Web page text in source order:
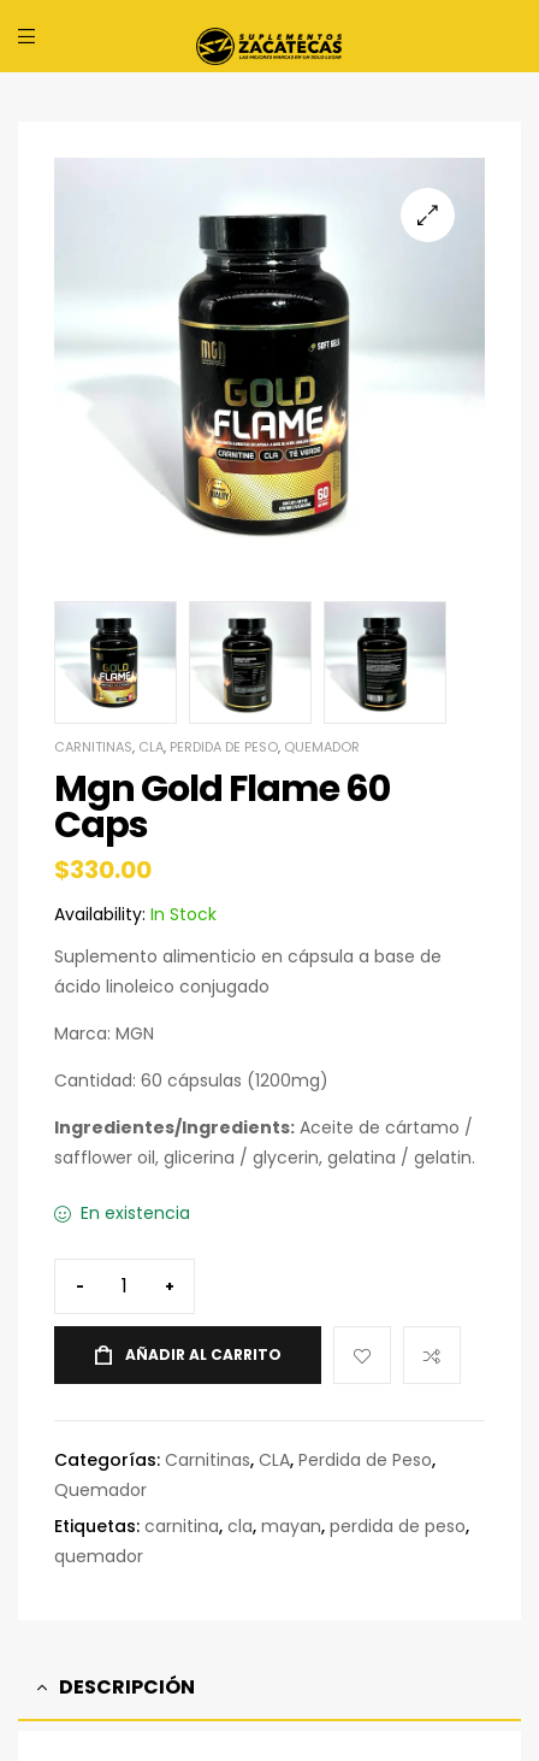
CARNITINAS, CLA, PERDIDA DE PESO, QUEMADOR
Mgn Gold Flame 60
Caps
$330.00
Availability: In Stock
Suplemento alimenticio en cápsula a base de
ácido linoleico conjugado
Marca: MGN
Cantidad: 60 cápsulas (1200mg)
Ingredientes/Ingredients: Aceite de cártamo /
safflower oil, glicerina / glycerin, gelatina / gelatin.
En existencia
- +
AÑADIR AL CARRITO
Categorías: Carnitinas, CLA, Perdida de Peso,
Quemador
Etiquetas: carnitina, cla, mayan, perdida de peso,
quemador
DESCRIPCIÓN